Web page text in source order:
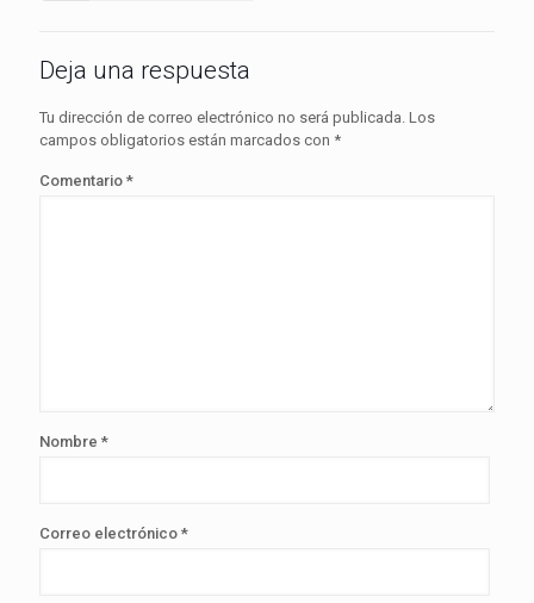
Deja una respuesta
Tu dirección de correo electrónico no será publicada. Los
campos obligatorios están marcados con *
Comentario *
Nombre *
Correo electrónico *